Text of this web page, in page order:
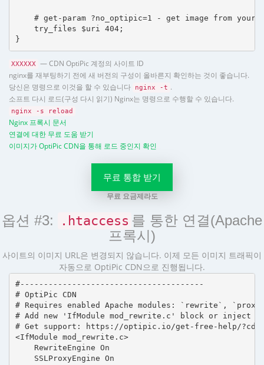
# get-param ?no_optipic=1 - get image from your
    try_files $uri 404;
}
XXXXXX
— CDN OptiPic 계정의 사이트 ID
nginx를 재부팅하기 전에 새 버전의 구성이 올바른지 확인하는 것이 좋습니다.
당신은 명령으로 이것을 할 수 있습니다
nginx -t .
소프트 다시 로드(구성 다시 읽기) Nginx는 명령으로 수행할 수 있습니다.
nginx -s reload
Nginx 프록시 문서
연결에 대한 무료 도움 받기
이미지가 OptiPic CDN을 통해 로드 중인지 확인
무료 통합 받기
무료 요금제라도
옵션 #3: .htaccess 를 통한 연결(Apache
프록시)
사이트의 이미지 URL은 변경되지 않습니다. 이제 모든 이미지 트래픽이
자동으로 OptiPic CDN으로 진행됩니다.
#---------------------------------------
# OptiPic CDN
# Requires enabled Apache modules: `rewrite`,
# Add new 'IfModule mod_rewrite.c' block or inject
# Get support: https://optipic.io/get-free-help/
<IfModule mod_rewrite.c>
    RewriteEngine On
    SSLProxyEngine On